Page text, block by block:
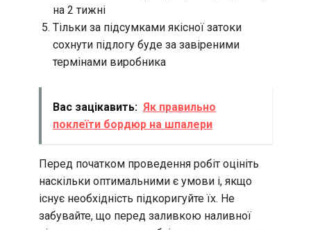
на 2 тижні
Тільки за підсумками якісної затоки
сохнути підлогу буде за завіреними
термінами виробника
Вас зацікавить: Як правильно
поклеїти бордюр на шпалери
Перед початком проведення робіт оцініть
наскільки оптимальними є умови і, якщо
існує необхідність підкоригуйте їх. Не
забувайте, що перед заливкою наливної